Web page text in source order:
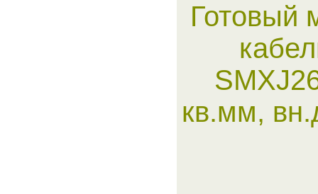
Готовый
кв.мм,